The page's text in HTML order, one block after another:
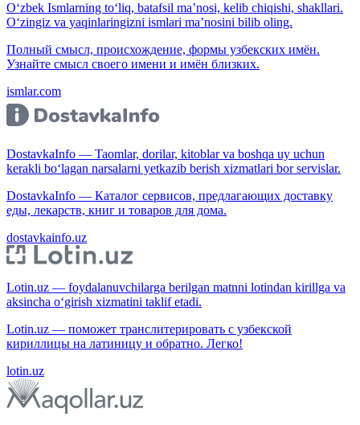
O‘zbek Ismlarning to‘liq, batafsil ma’nosi, kelib chiqishi, shakllari.
O‘zingiz va yaqinlaringizni ismlari ma’nosini bilib oling.
Полный смысл, происхождение, формы узбекских имён.
Узнайте смысл своего имени и имён близких.
ismlar.com
DostavkaInfo — Taomlar, dorilar, kitoblar va boshqa uy uchun
kerakli bo‘lagan narsalarni yetkazib berish xizmatlari bor servislar.
DostavkaInfo — Каталог сервисов, предлагающих доставку
еды, лекарств, книг и товаров для дома.
dostavkainfo.uz
Lotin.uz — foydalanuvchilarga berilgan matnni lotindan kirillga va
aksincha o‘girish xizmatini taklif etadi.
Lotin.uz — поможет транслитерировать с узбекской
кириллицы на латиницу и обратно. Легко!
lotin.uz